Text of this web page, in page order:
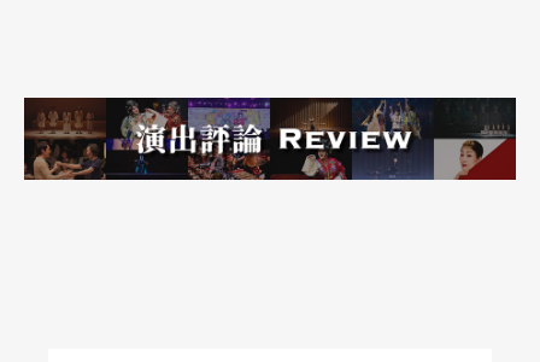
貓空地區壺穴地形的說法；殘酷的是，那是說了就
不復存在的比喻，家庭的意義，完全不堪質疑。許